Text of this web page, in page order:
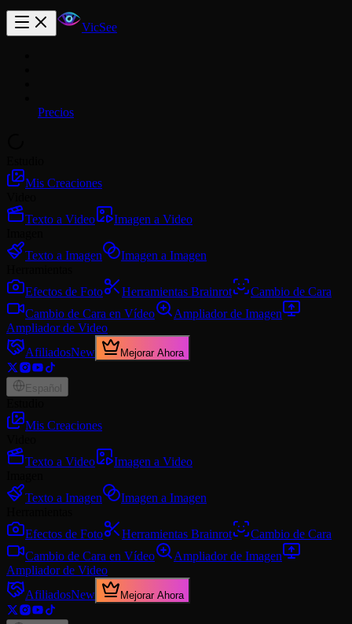
VicSee
Precios
Mis Creaciones
Texto a Video
Imagen a Video
Texto a Imagen
Imagen a Imagen
Efectos de Foto
Herramientas Brainrot
Cambio de Cara
Cambio de Cara en Vídeo
Ampliador de Imagen
Ampliador de Video
AfiliadosNew Mejorar Ahora
Español
Mis Creaciones
Texto a Video
Imagen a Video
Texto a Imagen
Imagen a Imagen
Efectos de Foto
Herramientas Brainrot
Cambio de Cara
Cambio de Cara en Vídeo
Ampliador de Imagen
Ampliador de Video
AfiliadosNew Mejorar Ahora